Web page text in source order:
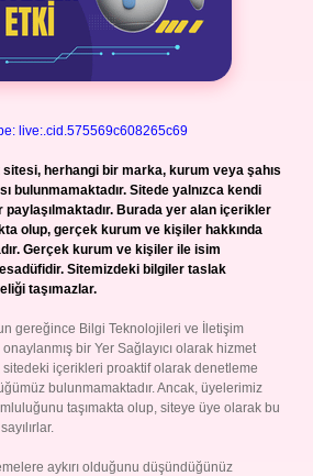
live:.cid.575569c608265c69
sitesi, herhangi bir marka, kurum veya şahıs
bulunmamaktadır. Sitede yalnızca kendi
paylaşılmaktadır. Burada yer alan içerikler
olup, gerçek kurum ve kişiler hakkında
Gerçek kurum ve kişiler ile isim
Sitemizdeki bilgiler taslak
taşımazlar.
gereğince Bilgi Teknolojileri ve İletişim
bir Yer Sağlayıcı olarak hizmet
içerikleri proaktif olarak denetleme
bulunmamaktadır. Ancak, üyelerimiz
taşımakta olup, siteye üye olarak bu
aykırı olduğunu düşündüğünüz